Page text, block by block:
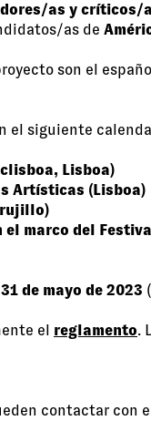
as y críticos/
as de
son el
el siguiente
Lisboa)
Artísticas (Lisboa)
el marco del
31 de mayo de 2023
el reglamento.
contactar con